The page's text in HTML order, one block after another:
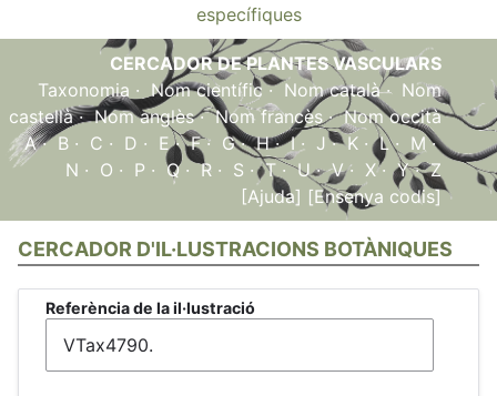
específiques
CERCADOR DE PLANTES VASCULARS
Taxonomia · Nom científic·Nom català· Nom
castellà·Nom anglès·Nom francès·Nom occità
A·B · C · D · E·F· G·H·I· J ·K ·L· M·
N · O · P · Q·R · S ·T ·U·V· X·Y·Z
[Ajuda] [Ensenya codis]
CERCADOR D'IL·LUSTRACIONS BOTÀNIQUES
Referència de la il·lustració